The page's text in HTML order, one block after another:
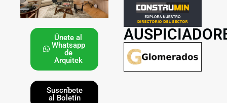
Únete al
Whatsapp
de
Arquitek
Suscríbete
al Boletín